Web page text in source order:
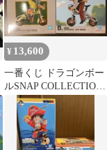
¥ 13,600
一番くじ ドラゴンボー
ルSNAP COLLECTION
A賞孫悟空B賞 孫悟飯